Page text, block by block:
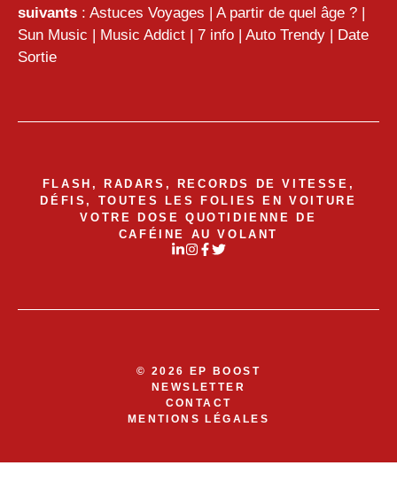
suivants : Astuces Voyages | A partir de quel âge ? |
Sun Music | Music Addict | 7 info | Auto Trendy | Date
Sortie
FLASH, RADARS, RECORDS DE VITESSE,
DÉFIS, TOUTES LES FOLIES EN VOITURE
VOTRE DOSE QUOTIDIENNE DE
CAFÉINE AU VOLANT
© 2026 EP BOOST
NEWSLETTER
CONTACT
MENTIONS LÉGALES